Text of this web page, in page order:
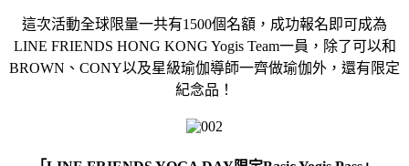
這次活動全球限量一共有1500個名額，成功報名即可成為
LINE FRIENDS HONG KONG Yogis Team一員，除了可以和
BROWN、CONY以及星級瑜伽導師一齊做瑜伽外，還有限定
紀念品！